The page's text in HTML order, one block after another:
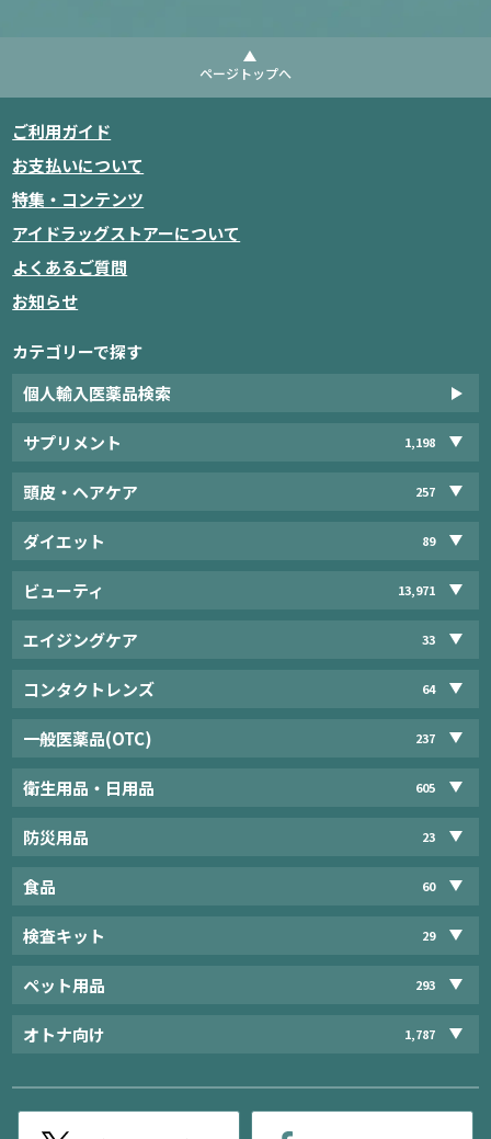
ページトップへ
ご利用ガイド
お支払いについて
特集・コンテンツ
アイドラッグストアーについて
よくあるご質問
お知らせ
カテゴリーで探す
個人輸入医薬品検索
サプリメント 1,198
頭皮・ヘアケア 257
ダイエット 89
ビューティ 13,971
エイジングケア 33
コンタクトレンズ 64
一般医薬品(OTC) 237
衛生用品・日用品 605
防災用品 23
食品 60
検査キット 29
ペット用品 293
オトナ向け 1,787